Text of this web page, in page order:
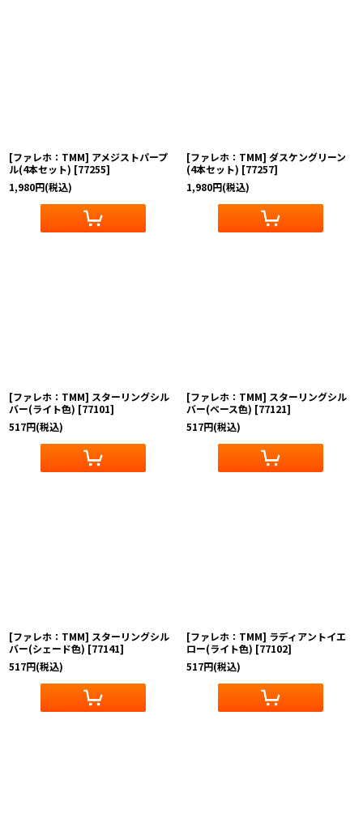
[ファレホ：TMM] アメジストパープ
ル(4本セット) [77255]
1,980円(税込)
[ファレホ：TMM] ダスケングリーン
(4本セット) [77257]
1,980円(税込)
[ファレホ：TMM] スターリングシル
バー(ライト色) [77101]
517円(税込)
[ファレホ：TMM] スターリングシル
バー(ベース色) [77121]
517円(税込)
[ファレホ：TMM] スターリングシル
バー(シェード色) [77141]
517円(税込)
[ファレホ：TMM] ラディアントイエ
ロー(ライト色) [77102]
517円(税込)